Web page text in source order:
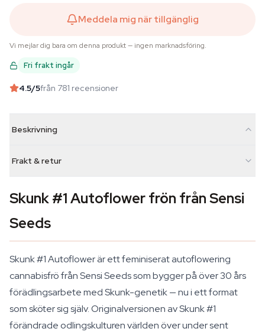
Meddela mig när tillgänglig
Vi mejlar dig bara om denna produkt — ingen marknadsföring.
Fri frakt ingår
4.5/5från 781 recensioner
Beskrivning
Frakt & retur
Skunk #1 Autoflower frön från Sensi
Seeds
Skunk #1 Autoflower är ett feminiserat autoflowering
cannabisfrö från Sensi Seeds som bygger på över 30 års
förädlingsarbete med Skunk-genetik — nu i ett format
som sköter sig själv. Originalversionen av Skunk #1
förändrade odlingskulturen världen över under sent